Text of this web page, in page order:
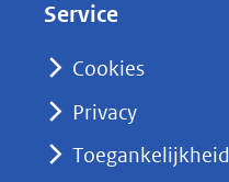
nieuw
Service
Cookies
Privacy
Toegankelijkheid